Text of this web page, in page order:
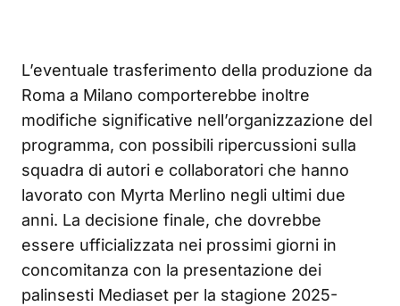
L’eventuale trasferimento della produzione da
Roma a Milano comporterebbe inoltre
modifiche significative nell’organizzazione del
programma, con possibili ripercussioni sulla
squadra di autori e collaboratori che hanno
lavorato con Myrta Merlino negli ultimi due
anni. La decisione finale, che dovrebbe
essere ufficializzata nei prossimi giorni in
concomitanza con la presentazione dei
palinsesti Mediaset per la stagione 2025-